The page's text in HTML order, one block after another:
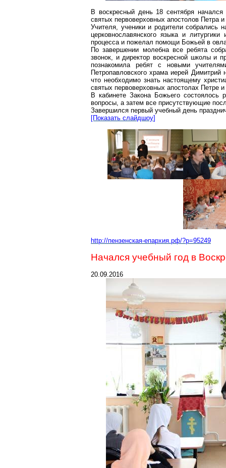
В воскресный день 18cентября
святых первоверховных апостолов Петра
Учителя, ученики и родители собрались
церковнославянского языка илитургики
процесса и пожелал помощи Божьей в
По завершении молебна все ребята
звонок, и директор воскресной школы и
познакомила ребят с новыми
Петропавловского храма иерей Димитрий
что необходимо знать настоящему
святых первоверховных апостолах Петре
В кабинете Закона Божьего состоялось
вопросы, а затем все присутствующие
Завершился первый учебный день
[Показать слайдшоу]
http://пензенская-епархия.рф/?p=95249
Начался учебный год в
20.09.2016